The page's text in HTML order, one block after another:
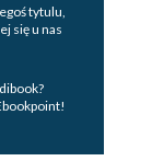
tytulu,
się u nas